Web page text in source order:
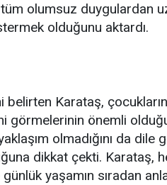
olumsuz duygulardan
olduğunu aktardı.
Karataş,
görmelerinin önemli
olmadığını da dile
dikkat çekti. Karataş,
yaşamın sıradan